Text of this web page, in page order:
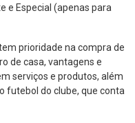
e Especial (apenas para
prioridade na compra de
de casa, vantagens e
serviços e produtos, além
futebol do clube, que conta